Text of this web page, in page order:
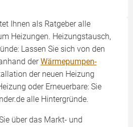
Ihnen als Ratgeber alle
Heizungen. Heizungstausch,
Lassen Sie sich von den
derWärmepumpen-
der neuen Heizung
oder Erneuerbare: Sie
alle Hintergründe.
über das Markt- und